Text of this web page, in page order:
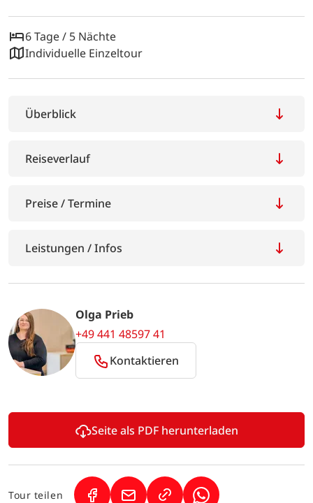
6 Tage / 5 Nächte
Individuelle Einzeltour
Überblick
Reiseverlauf
Preise / Termine
Leistungen / Infos
Olga Prieb
+49 441 48597 41
Kontaktieren
Seite als PDF herunterladen
Tour teilen